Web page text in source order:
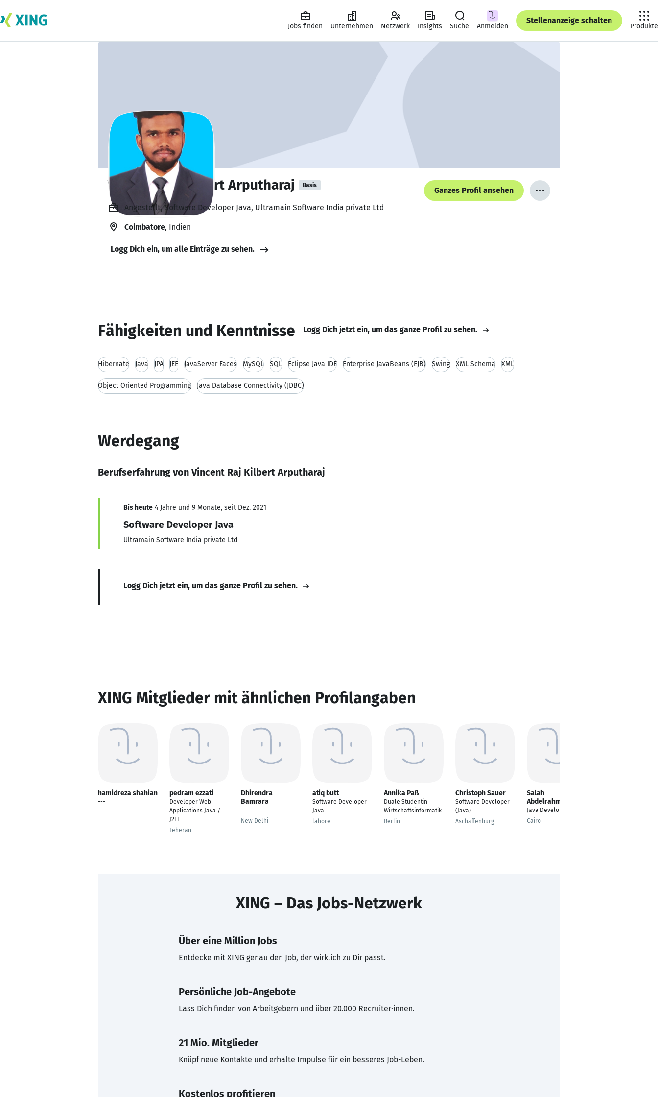
Jobs finden Unternehmen Netzwerk Insights Suche Anmelden
Stellenanzeige schalten
Produkte
Vincent Raj Kilbert Arputharaj Basis
Ganzes Profil ansehen
Angestellt, Software Developer Java, Ultramain Software India private Ltd
Coimbatore, Indien
Logg Dich ein, um alle Einträge zu sehen.
Fähigkeiten und Kenntnisse Logg Dich jetzt ein, um das ganze Profil zu sehen.
Hibernate Java JPA JEE JavaServer Faces MySQL SQL Eclipse Java IDE Enterprise JavaBeans (EJB) Swing XML Schema XML
Object Oriented Programming Java Database Connectivity (JDBC)
Werdegang
Berufserfahrung von Vincent Raj Kilbert Arputharaj
Bis heute 4 Jahre und 9 Monate, seit Dez. 2021
Software Developer Java
Ultramain Software India private Ltd
Logg Dich jetzt ein, um das ganze Profil zu sehen.
XING Mitglieder mit ähnlichen Profilangaben
hamidreza shahian
---
pedram ezzati
Developer Web
Applications Java /
J2EE
Teheran
Dhirendra
Bamrara
---
New Delhi
atiq butt
Software Developer
Java
lahore
Annika Paß
Duale Studentin
Wirtschaftsinformatik
Berlin
Christoph Sauer
Software Developer
(Java)
Aschaffenburg
Salah
Abdelrahman
Java Developer
Cairo
XING – Das Jobs-Netzwerk
Über eine Million Jobs
Entdecke mit XING genau den Job, der wirklich zu Dir passt.
Persönliche Job-Angebote
Lass Dich finden von Arbeitgebern und über 20.000 Recruiter·innen.
21 Mio. Mitglieder
Knüpf neue Kontakte und erhalte Impulse für ein besseres Job-Leben.
Kostenlos profitieren